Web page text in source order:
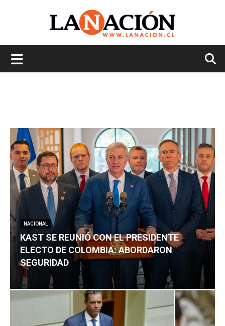
NACIONAL
KAST SE REUNIÓ CON EL PRESIDENTE
ELECTO DE COLOMBIA: ABORDARON
SEGURIDAD